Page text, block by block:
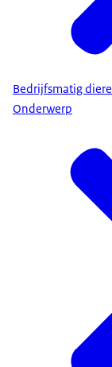
Bedrijfsmatig
Onderwerp